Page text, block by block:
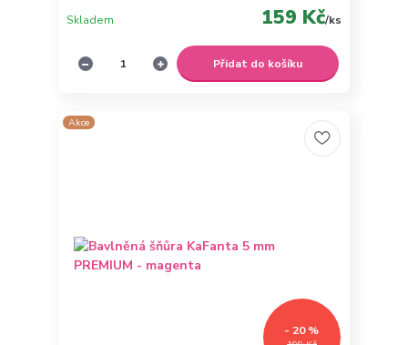
159 Kč/ks
Skladem
Přidat do košíku
Akce
- 20 %